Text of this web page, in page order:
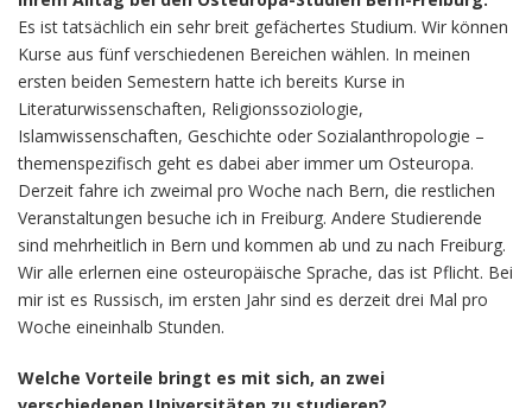
Es ist tatsächlich ein sehr breit gefächertes Studium. Wir können
Kurse aus fünf verschiedenen Bereichen wählen. In meinen
ersten beiden Semestern hatte ich bereits Kurse in
Literaturwissenschaften, Religionssoziologie,
Islamwissenschaften, Geschichte oder Sozialanthropologie –
themenspezifisch geht es dabei aber immer um Osteuropa.
Derzeit fahre ich zweimal pro Woche nach Bern, die restlichen
Veranstaltungen besuche ich in Freiburg. Andere Studierende
sind mehrheitlich in Bern und kommen ab und zu nach Freiburg.
Wir alle erlernen eine osteuropäische Sprache, das ist Pflicht. Bei
mir ist es Russisch, im ersten Jahr sind es derzeit drei Mal pro
Woche eineinhalb Stunden.
Welche Vorteile bringt es mit sich, an zwei